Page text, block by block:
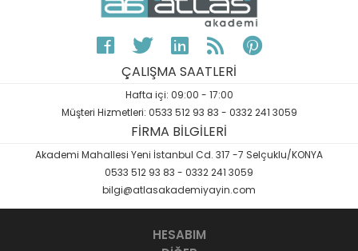
ÇALIŞMA SAATLERİ
Hafta içi: 09:00 - 17:00
Müşteri Hizmetleri: 0533 512 93 83 - 0332 241 3059
FİRMA BİLGİLERİ
Akademi Mahallesi Yeni İstanbul Cd. 317 -7 Selçuklu/KONYA
0533 512 93 83 - 0332 241 3059
bilgi@atlasakademiyayin.com
HESABIM